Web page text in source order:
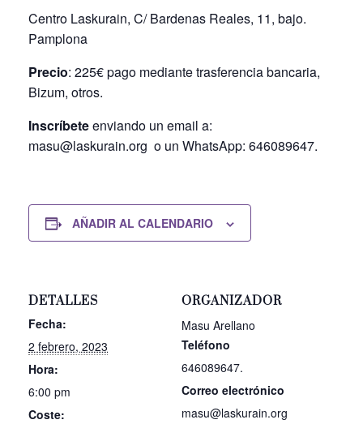
Centro Laskurain, C/ Bardenas Reales, 11, bajo.
Pamplona
Precio: 225€ pago mediante trasferencia bancaria,
Bizum, otros.
Inscríbeteenviando un email a:
masu@laskurain.org o un WhatsApp: 646089647.
AÑADIR AL CALENDARIO
DETALLES
Fecha:
2 febrero, 2023
Hora:
6:00 pm
Coste:
ORGANIZADOR
Masu Arellano
Teléfono
646089647.
Correo electrónico
masu@laskurain.org